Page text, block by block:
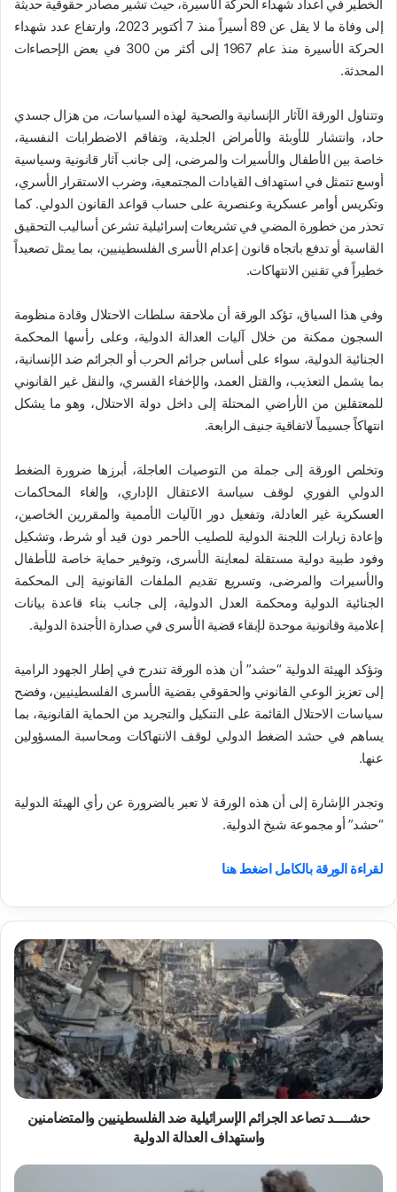
الخطير في أعداد شهداء الحركة الأسيرة، حيث تشير مصادر حقوقية حديثة
إلى وفاة ما لا يقل عن 89 أسيراً منذ 7 أكتوبر 2023، وارتفاع عدد شهداء
الحركة الأسيرة منذ عام 1967 إلى أكثر من 300 في بعض الإحصاءات
المحدثة.
وتتناول الورقة الآثار الإنسانية والصحية لهذه السياسات، من هزال جسدي
حاد، وانتشار للأوبئة والأمراض الجلدية، وتفاقم الاضطرابات النفسية،
خاصة بين الأطفال والأسيرات والمرضى، إلى جانب آثار قانونية وسياسية
أوسع تتمثل في استهداف القيادات المجتمعية، وضرب الاستقرار الأسري،
وتكريس أوامر عسكرية وعنصرية على حساب قواعد القانون الدولي. كما
تحذر من خطورة المضي في تشريعات إسرائيلية تشرعن أساليب التحقيق
القاسية أو تدفع باتجاه قانون إعدام الأسرى الفلسطينيين، بما يمثل تصعيداً
خطيراً في تقنين الانتهاكات.
وفي هذا السياق، تؤكد الورقة أن ملاحقة سلطات الاحتلال وقادة منظومة
السجون ممكنة من خلال آليات العدالة الدولية، وعلى رأسها المحكمة
الجنائية الدولية، سواء على أساس جرائم الحرب أو الجرائم ضد الإنسانية،
بما يشمل التعذيب، والقتل العمد، والإخفاء القسري، والنقل غير القانوني
للمعتقلين من الأراضي المحتلة إلى داخل دولة الاحتلال، وهو ما يشكل
انتهاكاً جسيماً لاتفاقية جنيف الرابعة.
وتخلص الورقة إلى جملة من التوصيات العاجلة، أبرزها ضرورة الضغط
الدولي الفوري لوقف سياسة الاعتقال الإداري، وإلغاء المحاكمات
العسكرية غير العادلة، وتفعيل دور الآليات الأممية والمقررين الخاصين،
وإعادة زيارات اللجنة الدولية للصليب الأحمر دون قيد أو شرط، وتشكيل
وفود طبية دولية مستقلة لمعاينة الأسرى، وتوفير حماية خاصة للأطفال
والأسيرات والمرضى، وتسريع تقديم الملفات القانونية إلى المحكمة
الجنائية الدولية ومحكمة العدل الدولية، إلى جانب بناء قاعدة بيانات
إعلامية وقانونية موحدة لإبقاء قضية الأسرى في صدارة الأجندة الدولية.
وتؤكد الهيئة الدولية “حشد” أن هذه الورقة تندرج في إطار الجهود الرامية
إلى تعزيز الوعي القانوني والحقوقي بقضية الأسرى الفلسطينيين، وفضح
سياسات الاحتلال القائمة على التنكيل والتجريد من الحماية القانونية، بما
يساهم في حشد الضغط الدولي لوقف الانتهاكات ومحاسبة المسؤولين
عنها.
وتجدر الإشارة إلى أن هذه الورقة لا تعبر بالضرورة عن رأي الهيئة الدولية
“حشد” أو مجموعة شيخ الدولية.
لقراءة الورقة بالكامل اضغط هنا
ح
ش
ـ
ـ
ـ
ـ
د
ت
ص
ا
حشــــد تصاعد الجرائم الإسرائيلية ضد الفلسطينيين والمتضامنين
واستهداف العدالة الدولية
“